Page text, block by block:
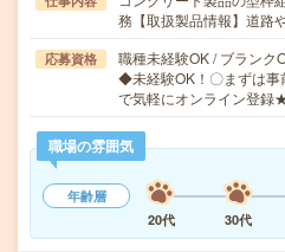
務【取扱製品情報】道路
応募資格
職種未経験OK / ブランク
◆未経験OK！〇まずは事
で気軽にオンライン登
職場の雰囲気
年齢層
20代
30代